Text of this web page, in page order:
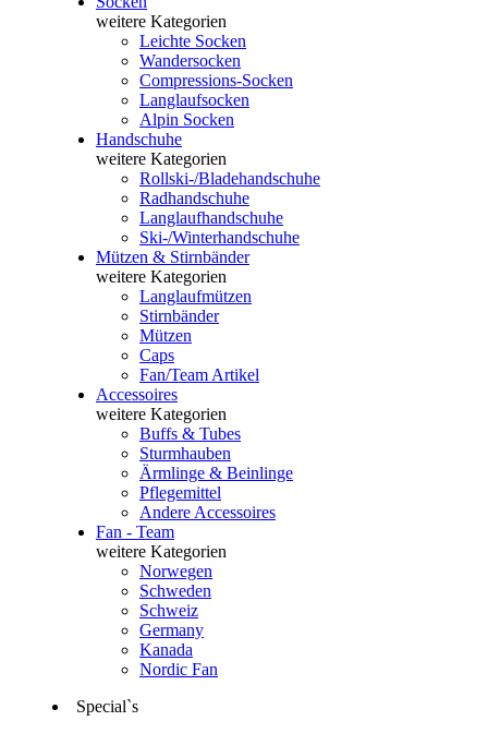
weitere Kategorien
Leichte Socken
Wandersocken
Compressions-Socken
Langlaufsocken
Alpin Socken
Handschuhe
weitere Kategorien
Rollski-/Bladehandschuhe
Radhandschuhe
Langlaufhandschuhe
Ski-/Winterhandschuhe
Mützen & Stirnbänder
weitere Kategorien
Langlaufmützen
Stirnbänder
Mützen
Caps
Fan/Team Artikel
Accessoires
weitere Kategorien
Buffs & Tubes
Sturmhauben
Ärmlinge & Beinlinge
Pflegemittel
Andere Accessoires
Fan - Team
weitere Kategorien
Norwegen
Schweden
Schweiz
Germany
Kanada
Nordic Fan
Special`s